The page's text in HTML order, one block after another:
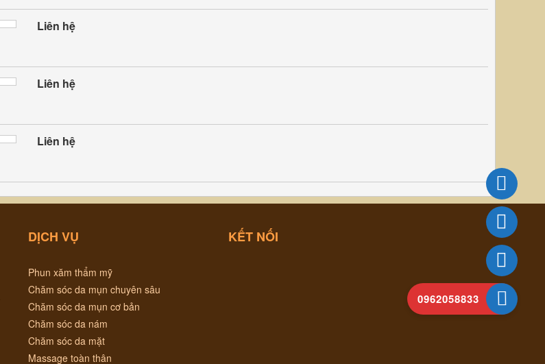
Liên hệ
Liên hệ
Liên hệ
DỊCH VỤ
Phun xăm thẩm mỹ
Chăm sóc da mụn chuyên sâu
Chăm sóc da mụn cơ bản
Chăm sóc da nám
Chăm sóc da mặt
Massage toàn thân
KẾT NỐI
0962058833